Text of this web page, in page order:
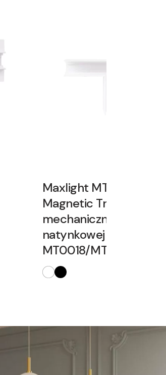
Maxlight MT0033
Magnetic Trójnik
mechaniczny szyny
natynkowej wysokiej
MT0018/MT0019